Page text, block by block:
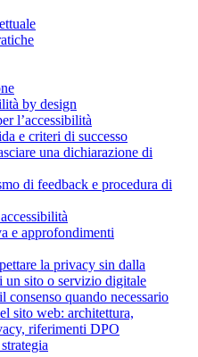
by design
l’accessibilità
e criteri di successo
una dichiarazione di
di feedback e procedura di
e approfondimenti
la privacy sin dalla
un sito o servizio digitale
consenso quando necessario
sito web: architettura,
riferimenti DPO